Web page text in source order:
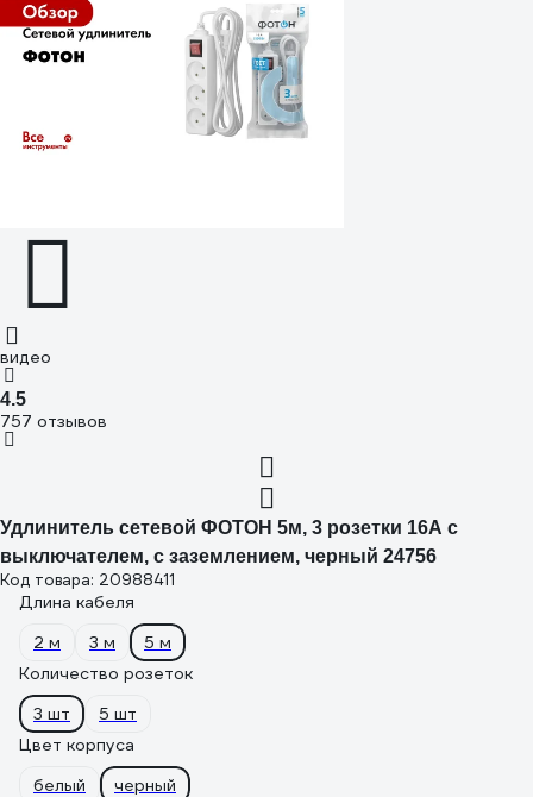
видео
4.5
757 отзывов
Удлинитель сетевой ФОТОН 5м, 3 розетки 16А с
выключателем, с заземлением, черный 24756
Код товара: 20988411
Длина кабеля
2 м
3 м
5 м
Количество розеток
3 шт
5 шт
Цвет корпуса
белый
черный